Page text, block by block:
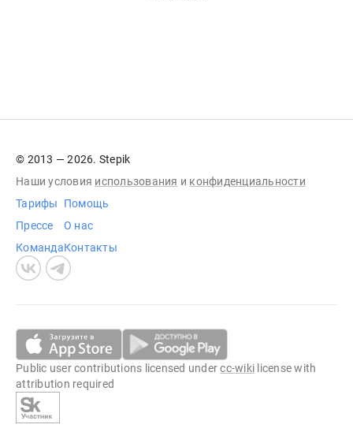
© 2013 — 2026. Stepik
Наши условия использования и конфиденциальности
Тарифы
Прессе
Команда
Помощь
О нас
Контакты
Public user contributions licensed undercc-wiki license with
attribution required